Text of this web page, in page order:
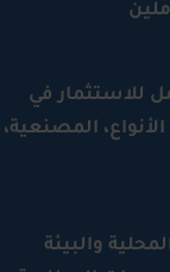
للاستثمار في
في مصر 2026: الأنواع، المصنعية،
والبيئة